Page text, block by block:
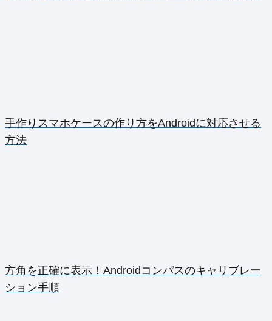
手作りスマホケースの作り方をAndroidに対応させる
方法
方角を正確に表示！Androidコンパスのキャリブレー
ション手順